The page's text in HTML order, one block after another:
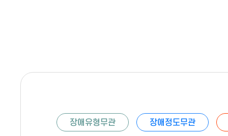
장애유형무관 장애정도무관